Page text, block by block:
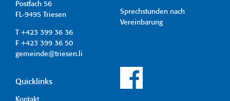
Postfach 56
FL-9495 Triesen
T +423 399 36 36
F +423 399 36 50
gemeinde@triesen.li
Sprechstunden nach
Vereinbarung
Quicklinks